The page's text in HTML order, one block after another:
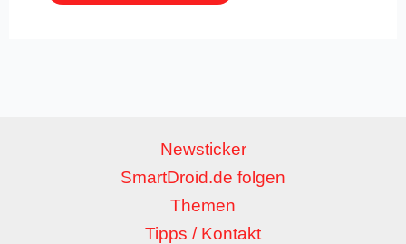
Newsticker
SmartDroid.de folgen
Themen
Tipps / Kontakt